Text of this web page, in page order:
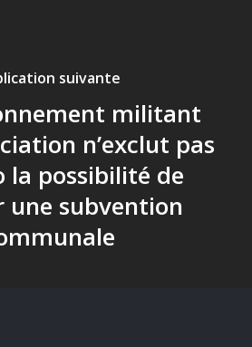
suivante
militant
n’exclut pas
la possibilité de
une subvention